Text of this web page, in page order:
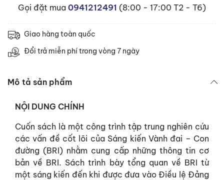
Gọi đặt mua 0941212491 (8:00 - 17:00 T2 - T6)
Giao hàng toàn quốc
Đổi trả miễn phí trong vòng 7 ngày
Mô tả sản phẩm
NỘI DUNG CHÍNH
Cuốn sách là một công trình tập trung nghiên cứu
các vấn đề cốt lõi của Sáng kiến Vành đai – Con
đường (BRI) nhằm cung cấp những thông tin cơ
bản về BRI. Sách trình bày tổng quan về BRI từ
một sáng kiến đến khi được đưa vào Điều lệ Đảng